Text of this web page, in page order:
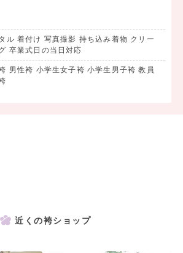
ル 着付け 写真撮影 持ち込み着物 クリー
卒業式日の当日対応
男性袴 小学生女子袴 小学生男子袴 教員
近くの袴ショップ